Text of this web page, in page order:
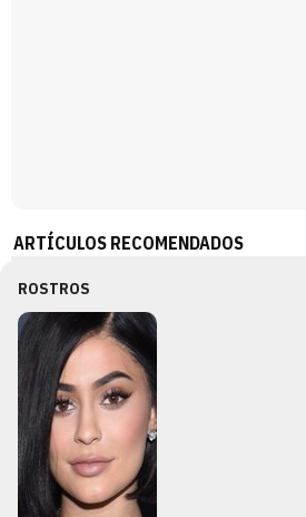
ARTÍCULOS RECOMENDADOS
ROSTROS